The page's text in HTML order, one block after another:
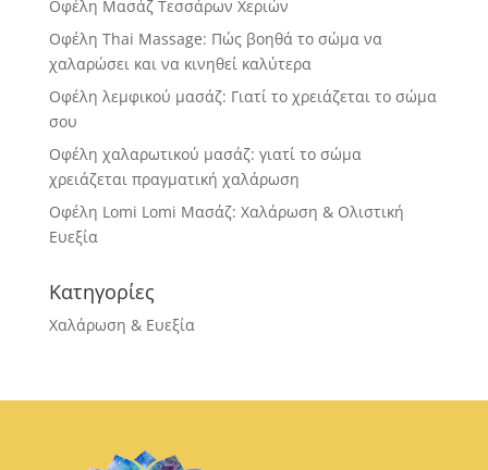
Οφέλη Μασάζ Τεσσάρων Χεριών
Οφέλη Thai Massage: Πώς βοηθά το σώμα να
χαλαρώσει και να κινηθεί καλύτερα
Οφέλη λεμφικού μασάζ: Γιατί το χρειάζεται το σώμα
σου
Οφέλη χαλαρωτικού μασάζ: γιατί το σώμα
χρειάζεται πραγματική χαλάρωση
Οφέλη Lomi Lomi Μασάζ: Χαλάρωση & Ολιστική
Ευεξία
Κατηγορίες
Χαλάρωση & Ευεξία